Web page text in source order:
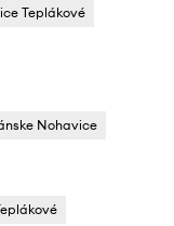
Teplákové
Nohavice